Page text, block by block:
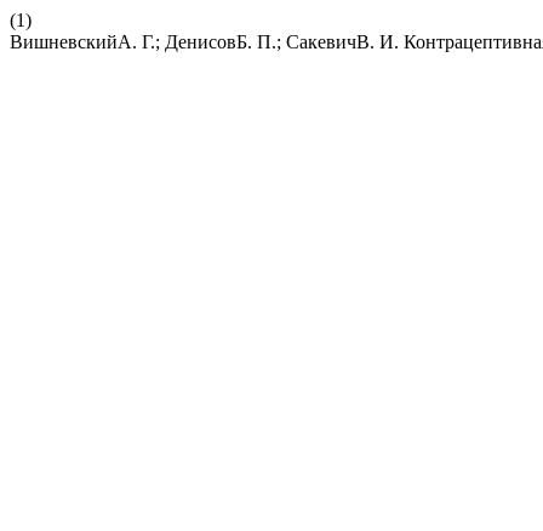
(1)
ВишневскийА. Г.; ДенисовБ. П.; СакевичВ. И.